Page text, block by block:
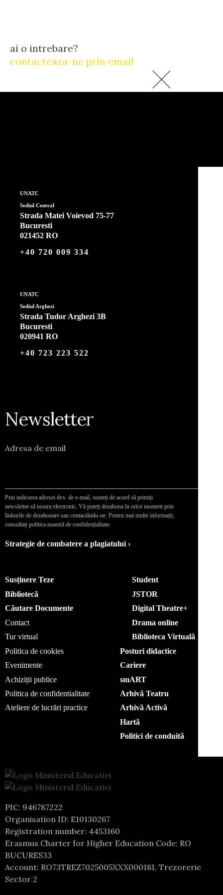
ai o intrebare?
contacteaza-ne prin email
UNATC
Sediul Central
Strada Matei Voievod 75-77
Bucuresti
021452 RO
+40 720 009 334
UNATC
Sediul Arghezi
Strada Tudor Arghezi 3B
Bucuresti
020941 RO
+40 723 223 522
Newsletter
Adresa de email
Prin indicarea adresei dvs. de e-mail, sunteți de acord să primiți
newsletter-ul nostru electronic. Vă puteți dezabona în orice moment prin
linkurile de dezabonare sau contactându-ne. Pentru mai multe informații,
consultați politica noastră de confidențialitate.
Strategie de combatere a plagiatului ›
Susținere Teze
Bibliotecă
Căutare Documente
Contact
Tur virtual
Politica de cookies
Evenimente
Achiziții publice
Politica de confidentialitate
Ateliere de lucrări practice
Student
JSTOR
Digital Theatre+
Drama online
Biblioteca Virtuală
Posturi didactice
Cariere
smART
Arhivă Teatru
Arhivă Activă
Hartă
Politici de conduită
PIC: 946787222
Organisation ID: E10130267
Registration number: 4453160
Erasmus Charter for Higher Education Code: RO
BUCURES33
Account: RO73TREZ7025005XXX000181, Trezorerie
Sector 2